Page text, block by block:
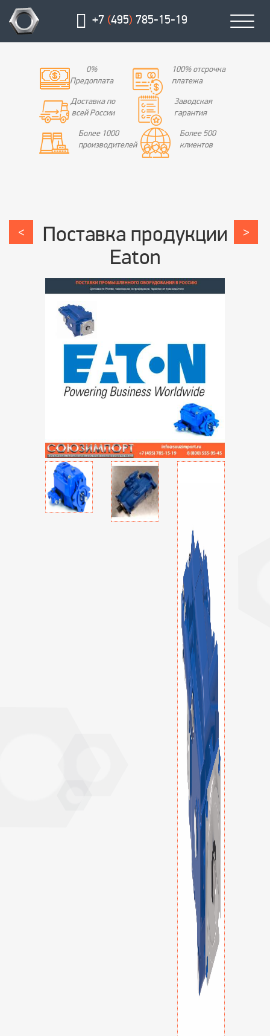
+7 (495) 785-15-19
0%
Предоплата
100% отсрочка
платежа
Доставка по
всей России
Заводская
гарантия
Более 1000
производителей
Более 500
клиентов
<
Поставка продукции
Eaton
>